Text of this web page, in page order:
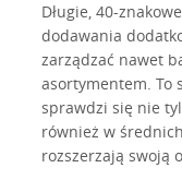
Długie, 40-
dodawania
zarządzać nawet
asortymentem. To
sprawdzi się nie
również w
rozszerzają swoją